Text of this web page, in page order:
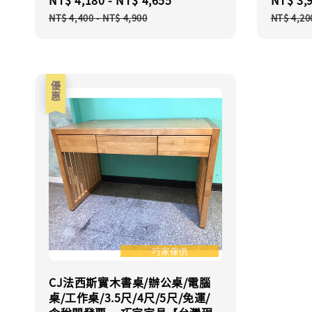
price
NT$ 4,400-NT$ 4,900
price
NT$
優惠
CJ法西斯實木書桌/辦公桌/電腦
桌/工作桌/3.5尺/4尺/5尺/免運/